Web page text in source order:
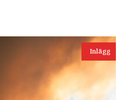
Inlägg